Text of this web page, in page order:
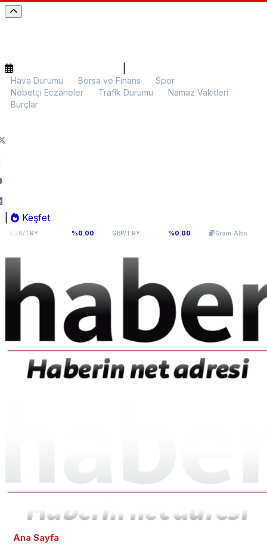
Hava Durumu Borsa ve Finans
Spor
Nöbetçi Eczaneler
Trafik Durumu
Namaz Vakitleri
Burçlar
Keşfet
%0.00 GBP/TRY64,131 %0.00 Gram Altın 6.112,90 %0.11
Ana Sayfa